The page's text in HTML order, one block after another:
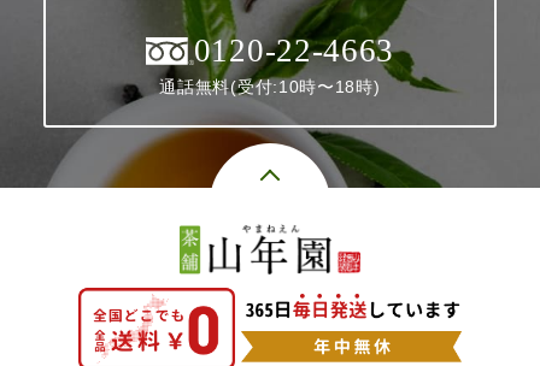
0120-22-4663
通話無料(受付:10時〜18時)